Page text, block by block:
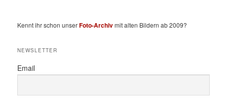
Kennt ihr schon unserFoto-Archivmit alten Bildern ab 2009?
NEWSLETTER
Email